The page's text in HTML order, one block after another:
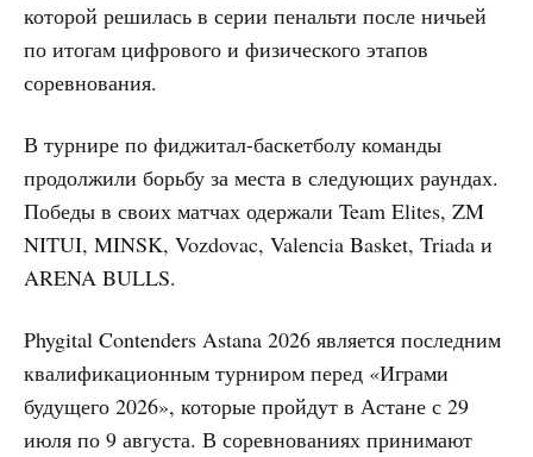
которой решилась в серии пенальти после ничьей
по итогам цифрового и физического этапов
соревнования.
В турнире по фиджитал-баскетболу команды
продолжили борьбу за места в следующих раундах.
Победы в своих матчах одержали Team Elites, ZM
NITUI, MINSK, Vozdovac, Valencia Basket, Triada и
ARENA BULLS.
Phygital Contenders Astana 2026 является последним
квалификационным турниром перед «Играми
будущего 2026», которые пройдут в Астане с 29
июля по 9 августа. В соревнованиях принимают